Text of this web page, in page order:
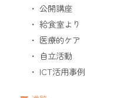
公開講座
給食室より
医療的ケア
自立活動
ICT活用事例